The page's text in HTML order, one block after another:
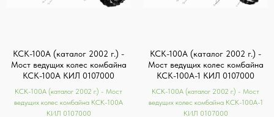
КСК-100А (каталог 2002 г.) -
Мост ведущих колес комбайна
КСК-100А КИЛ 0107000
КСК-100А (каталог 2002 г.) - Мост
ведущих колес комбайна КСК-100А
КИЛ 0107000
КСК-100А (каталог 2002 г.) -
Мост ведущих колес комбайна
КСК-100А-1 КИЛ 0107000
КСК-100А (каталог 2002 г.) - Мост
ведущих колес комбайна КСК-100А-1
КИЛ 0107000